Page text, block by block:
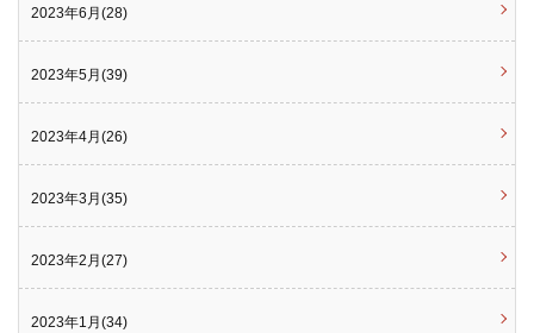
2023年6月(28)
2023年5月(39)
2023年4月(26)
2023年3月(35)
2023年2月(27)
2023年1月(34)